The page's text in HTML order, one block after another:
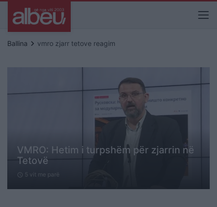
Ballina keyboard_arrow_right vmro zjarr tetove reagim
VMRO: Hetim i turpshëm për zjarrin në
Tetovë
schedule 5 vit me parë